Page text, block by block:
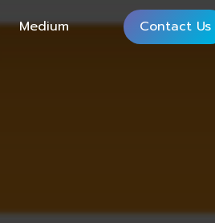
Medium Contact Us